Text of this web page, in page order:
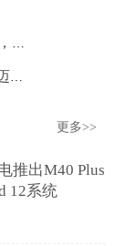
每日快讯!圣泉集团：融资净买入3770万元，融资余额10.83亿元
当前热门：催化事件不断 AI应用从“可用”迈向“好用”
更多>>
推出M40 Plus
12系统